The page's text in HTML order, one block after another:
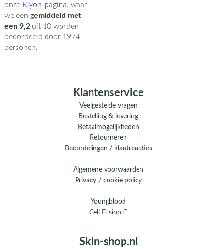
onze Kiyoh-pagina, waar
we een gemiddeld met
een 9,2uit 10worden
beoordeeld door 1974
personen.
Klantenservice
Veelgestelde vragen
Bestelling & levering
Betaalmogelijkheden
Retourneren
Beoordelingen / klantreacties
Algemene voorwaarden
Privacy / cookie policy
Youngblood
Cell Fusion C
Skin-shop.nl